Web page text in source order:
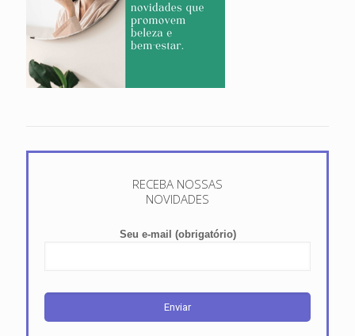
RECEBA NOSSAS
NOVIDADES
Seu e-mail (obrigatório)